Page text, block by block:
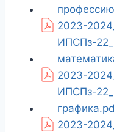
2023-
ИПСПз-
2023-
ИПСПз-
2023-